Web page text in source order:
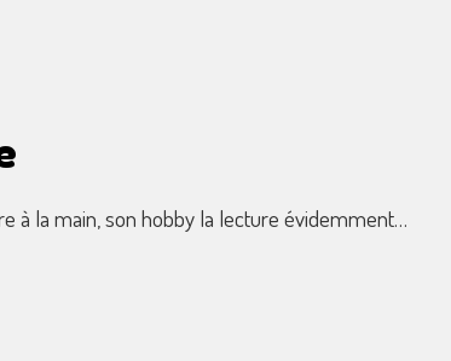
à la main, son hobby la lecture évidemment…